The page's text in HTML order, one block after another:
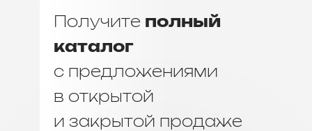
Получите полный
каталог
с предложениями
в открытой
и закрытой продаже